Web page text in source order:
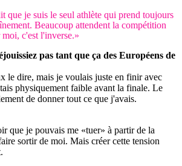
que je suis le seul athlète qui prend toujours
Beaucoup attendent la compétition
c'est l'inverse.»
pas tant que ça des Européens de
le dire, mais je voulais juste en finir avec
physiquement faible avant la finale. Le
de donner tout ce que j'avais.
que je pouvais me «tuer» à partir de la
sortir de moi. Mais créer cette tension